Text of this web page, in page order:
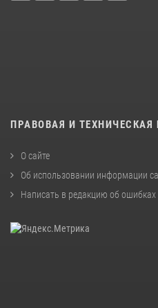
ПРАВОВАЯ И
О сайте
Об использовании информации
Написать в редакцию об ошибках